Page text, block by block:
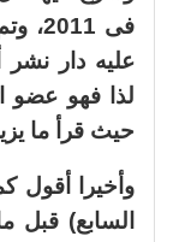
فى
عليه دار نشر
لذا فهو عضو
حيث قرأ ما يزيد على
وأخيرا أقول